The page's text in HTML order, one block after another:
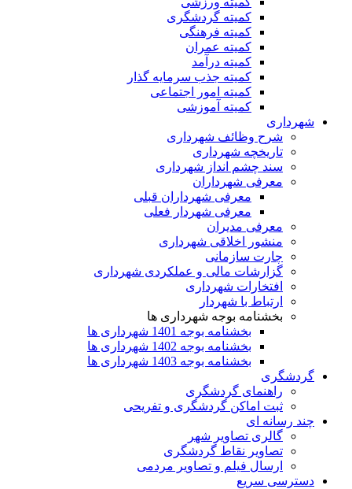
کمیته گردشگری
کمیته فرهنگی
کمیته عمران
کمیته درآمد
کمیته جذب سرمایه گذار
کمیته امور اجتماعی
کمیته آموزشی
شهرداری
شرح وظائف شهرداری
تاریخچه شهرداری
سند چشم انداز شهرداری
معرفی شهرداران
معرفی شهرداران قبلی
معرفی شهردار فعلی
معرفی مدیران
منشور اخلاقی شهرداری
چارت سازمانی
گزارشات مالی و عملکردی شهرداری
افتخارات شهرداری
ارتباط با شهردار
بخشنامه بوجه شهرداری ها
بخشنامه بوجه 1401 شهرداری ها
بخشنامه بوجه 1402 شهرداری ها
بخشنامه بوجه 1403 شهرداری ها
گردشگری
راهنمای گردشگری
ثبت اماکن گردشگری و تفریحی
چند رسانه ای
گالری تصاویر شهر
تصاویر نقاط گردشگری
ارسال فیلم و تصاویر مردمی
دسترسی سریع